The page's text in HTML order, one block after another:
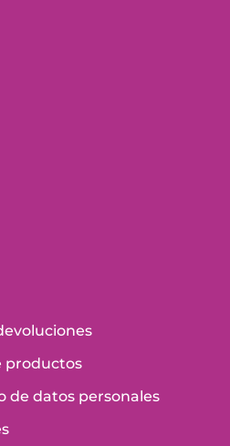
productos
de datos personales